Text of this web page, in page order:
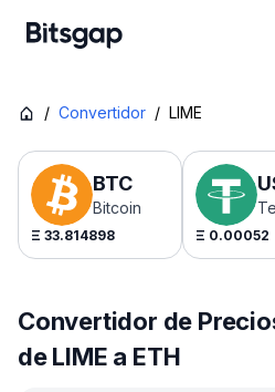
/ Convertidor / LIME
BTC
Bitcoin
Ξ 33.814898 Ξ 0.00052
Convertidor de
de LIME a ETH